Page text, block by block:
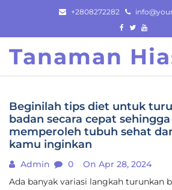
content
+2808272282
Tanaman
Beginilah tips diet untuk
badan secara cepat
memperoleh tubuh sehat
kamu inginkan
Admin 0
On Apr 28, 2024
Ada banyak variasi langkah turunkan